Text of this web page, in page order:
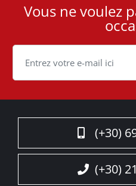
User
Cookie
Vous ne voulez
(+30)
(+30)